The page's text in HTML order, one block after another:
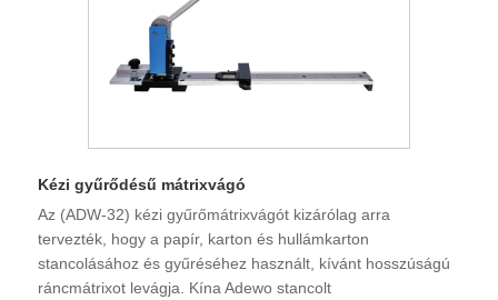
Kézi gyűrődésű mátrixvágó
Az (ADW-32) kézi gyűrőmátrixvágót kizárólag arra
tervezték, hogy a papír, karton és hullámkarton
stancolásához és gyűréséhez használt, kívánt hosszúságú
ráncmátrixot levágja. Kína Adewo stancolt